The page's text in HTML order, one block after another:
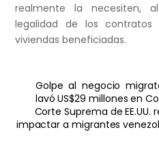
realmente la necesiten,
legalidad de los
viviendas beneficiadas.
Golpe al negocio
lavó US$29 millones en
Corte Suprema de
impactar a migrantes